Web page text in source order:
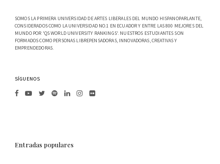
SOMOS LA PRIMERA UNIVERSIDAD DE ARTES LIBERALES DEL MUNDO HISPANOPARLANTE,
CONSIDERADOS COMO LA UNIVERSIDAD NO.1 EN ECUADOR Y ENTRE LAS 800 MEJORES DEL
MUNDO POR 'QS WORLD UNIVERSITY RANKINGS'. NUESTROS ESTUDIANTES SON
FORMADOS COMO PERSONAS LIBREPENSADORAS, INNOVADORAS, CREATIVAS Y
EMPRENDEDORAS.
SÍGUENOS
Entradas populares